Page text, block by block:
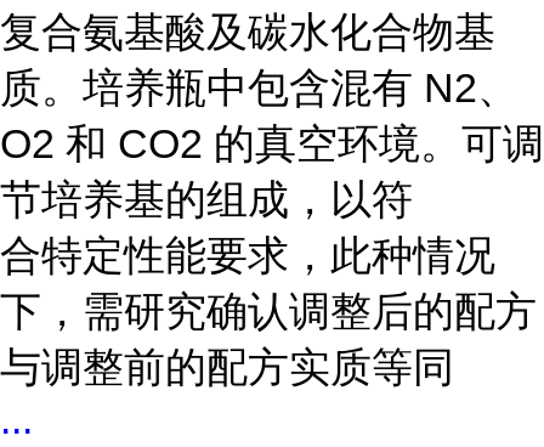
复合氨基酸及碳水化合物基
质。培养瓶中包含混有 N2、
O2 和 CO2 的真空环境。可调
节培养基的组成，以符
合特定性能要求，此种情况
下，需研究确认调整后的配方
与调整前的配方实质等同
...